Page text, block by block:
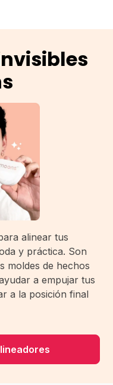
alinear tus
y práctica. Son
moldes de hechos
a empujar tus
a la posición final